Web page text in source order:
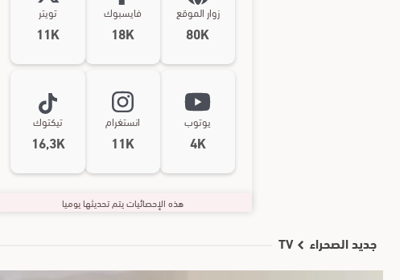
زوار الموقع
80K
فايسبوك
18K
تويتر
11K
يوتوب
4K
انستغرام
11K
تيكتوك
16,3K
هذه الإحصائيات يتم تحديثها يوميا
جديد الصحراء TV